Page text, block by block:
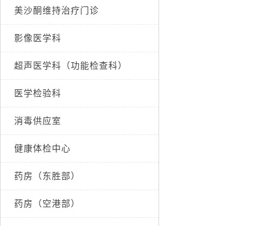
美沙酮维持治疗门诊
影像医学科
超声医学科（功能检查科）
医学检验科
消毒供应室
健康体检中心
药房（东胜部）
药房（空港部）